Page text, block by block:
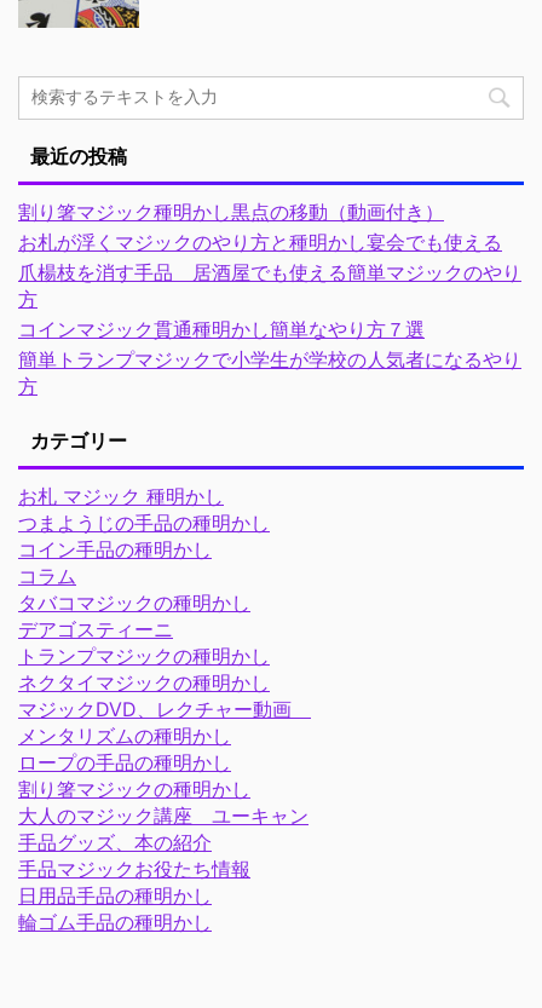
最近の投稿
割り箸マジック種明かし黒点の移動（動画付き）
お札が浮くマジックのやり方と種明かし宴会でも使える
爪楊枝を消す手品 居酒屋でも使える簡単マジックのやり
方
コインマジック貫通種明かし簡単なやり方７選
簡単トランプマジックで小学生が学校の人気者になるやり
方
カテゴリー
お札 マジック 種明かし
つまようじの手品の種明かし
コイン手品の種明かし
コラム
タバコマジックの種明かし
デアゴスティーニ
トランプマジックの種明かし
ネクタイマジックの種明かし
マジックDVD、レクチャー動画
メンタリズムの種明かし
ロープの手品の種明かし
割り箸マジックの種明かし
大人のマジック講座 ユーキャン
手品グッズ、本の紹介
手品マジックお役たち情報
日用品手品の種明かし
輪ゴム手品の種明かし